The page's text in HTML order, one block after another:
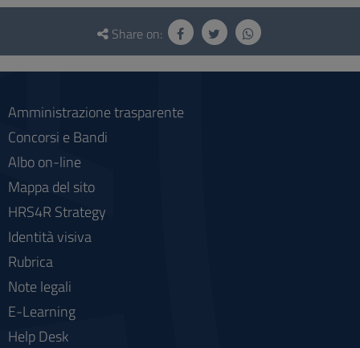
Questionnaire
social
Share on:
Amministrazione trasparente
Concorsi e Bandi
Albo on-line
Mappa del sito
HRS4R Strategy
Identità visiva
Rubrica
Note legali
E-Learning
Help Desk